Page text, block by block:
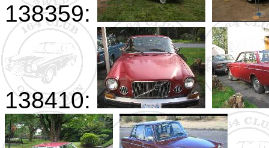
138359:
138410: